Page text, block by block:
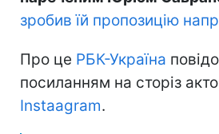
зробив їй пропозицію
Про це РБК-Україна
посиланням на сторіз
Instaagram.